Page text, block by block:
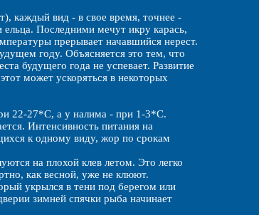
каждый вид - в свое время, точнее -
Последними мечут икру карась,
прерывает начавшийся нерест.
году. Объясняется это тем, что
будущего года не успевает. Развитие
может ускоряться в некоторых
22-27*С, а у налима - при 1-3*С.
Интенсивность питания на
к одному виду, жор по срокам
на плохой клев летом. Это легко
как весной, уже не клюют.
укрылся в тени под берегом или
зимней спячки рыба начинает